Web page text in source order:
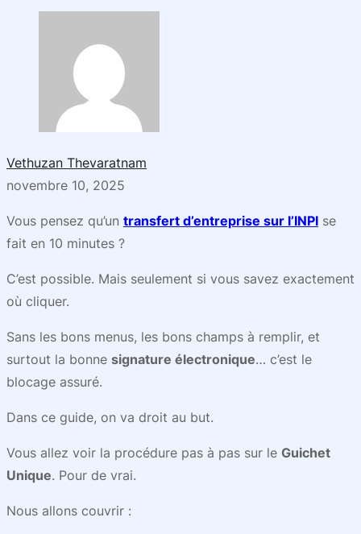
Vethuzan Thevaratnam
novembre 10, 2025
Vous pensez qu’un transfert d’entreprise sur l’INPI se
fait en 10 minutes ?
C’est possible. Mais seulement si vous savez exactement
où cliquer.
Sans les bons menus, les bons champs à remplir, et
surtout la bonne signature électronique… c’est le
blocage assuré.
Dans ce guide, on va droit au but.
Vous allez voir la procédure pas à pas sur le Guichet
Unique. Pour de vrai.
Nous allons couvrir :